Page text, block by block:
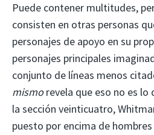
Puede contener multitudes,
consisten en otras personas
personajes de apoyo en su
personajes principales
conjunto de líneas menos
mismorevela que eso no es lo
la sección veinticuatro,
puesto por encima de